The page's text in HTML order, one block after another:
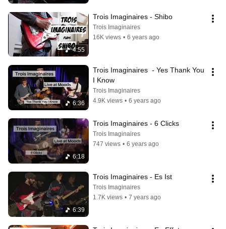
4:55
Trois Imaginaires - Shibo
Trois Imaginaires
16K views • 6 years ago
6:36
Trois Imaginaires  - Yes Thank You
I Know
Trois Imaginaires
4.9K views • 6 years ago
6:18
Trois Imaginaires - 6 Clicks
Trois Imaginaires
747 views • 6 years ago
6:39
Trois Imaginaires - Es Ist
Trois Imaginaires
1.7K views • 7 years ago